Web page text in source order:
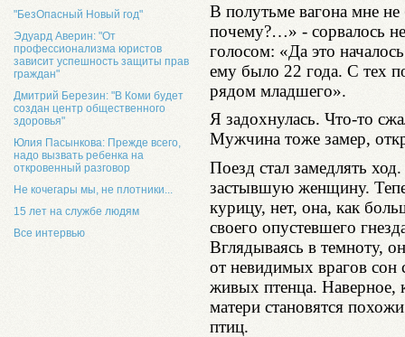
"БезОпасный Новый год"
Эдуард Аверин: "От
профессионализма юристов
зависит успешность защиты прав
граждан"
Дмитрий Березин: "В Коми будет
создан центр общественного
здоровья"
Юлия Пасынкова: Прежде всего,
надо вызвать ребенка на
откровенный разговор
Не кочегары мы, не плотники...
15 лет на службе людям
Все интервью
В полутьме вагона мне
почему?…» - сорвалось
голосом: «Да это
ему было 22 года. С тех
рядом младшего».
Я задохнулась. Что-то
Мужчина тоже замер,
Поезд стал замедлять
застывшую женщину.
курицу, нет, она, как
своего опустевшего
Вглядываясь в темноту,
от невидимых врагов сон
живых птенца.
матери становятся
птиц.